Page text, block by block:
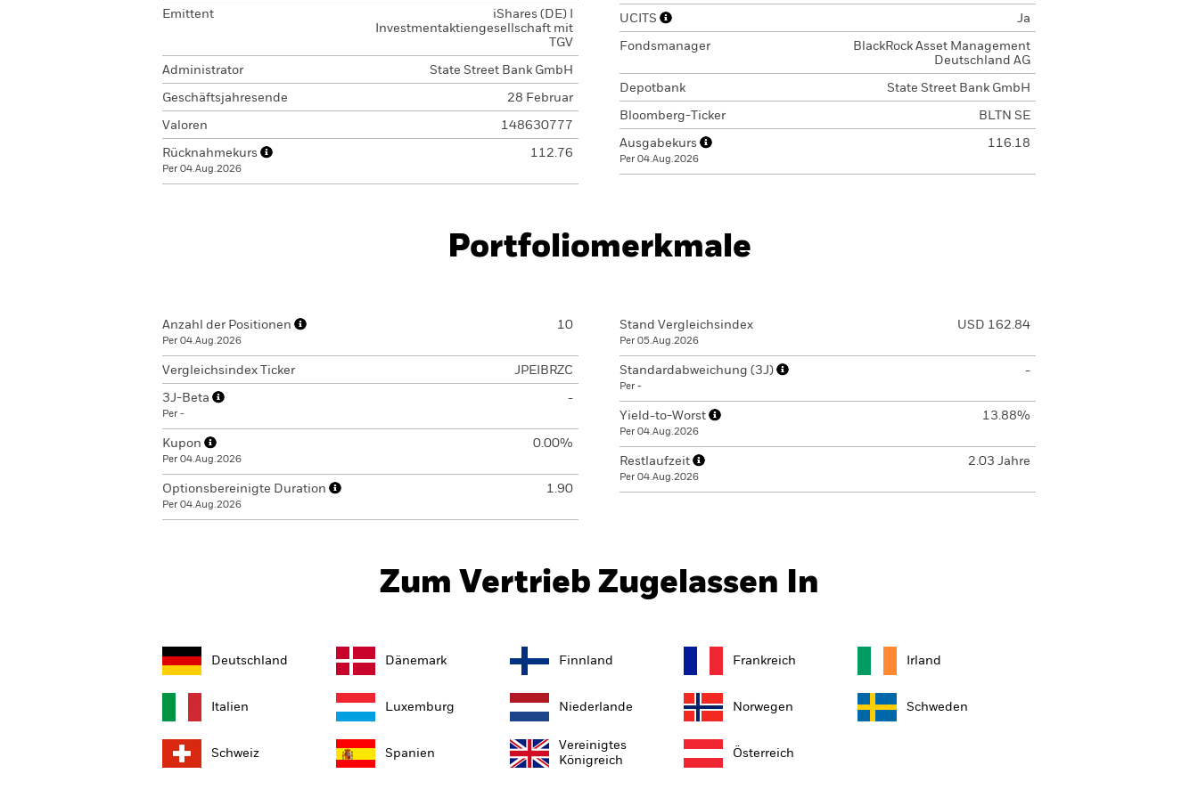
Emittent
iShares (DE) I
Investmentaktiengesellschaft mit
TGV
Administrator State Street Bank GmbH
Geschäftsjahresende 28 Februar
Valoren 148630777
Rücknahmekurs
Per 04.Aug.2026
112.76
UCITS Ja
Fondsmanager
BlackRock Asset Management
Deutschland AG
Depotbank State Street Bank GmbH
Bloomberg-Ticker BLTN SE
Ausgabekurs
Per 04.Aug.2026
116.18
Portfoliomerkmale
Anzahl der Positionen
Per 04.Aug.2026
10
Vergleichsindex Ticker JPEIBRZC
3J-Beta
Per -
-
Kupon
Per 04.Aug.2026
0.00%
Optionsbereinigte Duration
Per 04.Aug.2026
1.90
Stand Vergleichsindex
Per 05.Aug.2026
USD 162.84
Standardabweichung (3J)
Per -
-
Yield-to-Worst
Per 04.Aug.2026
13.88%
Restlaufzeit
Per 04.Aug.2026
2.03 Jahre
Zum Vertrieb Zugelassen In
Deutschland Dänemark Finnland Frankreich Irland
Italien Luxemburg Niederlande Norwegen Schweden
Schweiz Spanien
Vereinigtes
Königreich
Österreich